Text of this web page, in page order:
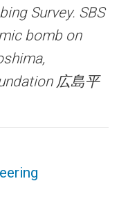
Survey. SBS
bomb on
広島平